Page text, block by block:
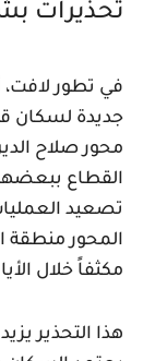
تحذيرات
في تطور لافت،
جديدة لسكان
محور صلاح
القطاع
تصعيد
المحور منطقة
مكثفاً خلال
هذا التحذير